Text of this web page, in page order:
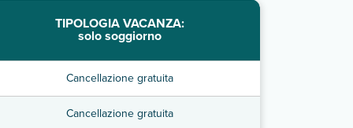
TIPOLOGIA VACANZA:
solo soggiorno
Cancellazione gratuita
Cancellazione gratuita